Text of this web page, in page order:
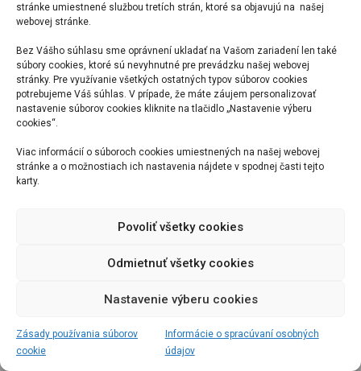
stránke umiestnené službou tretích strán, ktoré sa objavujú na našej
webovej stránke.
Bez Vášho súhlasu sme oprávnení ukladať na Vašom zariadení len také
súbory cookies, ktoré sú nevyhnutné pre prevádzku našej webovej
stránky. Pre využívanie všetkých ostatných typov súborov cookies
potrebujeme Váš súhlas. V prípade, že máte záujem personalizovať
nastavenie súborov cookies kliknite na tlačidlo „Nastavenie výberu
cookies“.
Viac informácií o súboroch cookies umiestnených na našej webovej
stránke a o možnostiach ich nastavenia nájdete v spodnej časti tejto
karty.
Povoliť všetky cookies
Odmietnuť všetky cookies
Nastavenie výberu cookies
Zásady používania súborov
cookie
Informácie o spracúvaní osobných
údajov
Ľutujeme, prístup na túto stránku nie je povolený.